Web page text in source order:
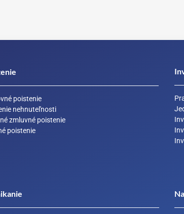
poistenie
nehnuteľnosti
zmluvné poistenie
poistenie